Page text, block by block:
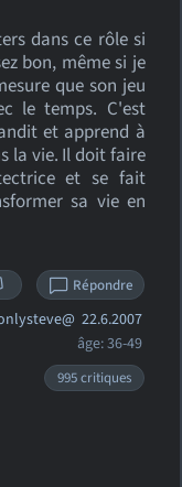
dans ce rôle si
bon, même si je
que son jeu
le temps. C'est
et apprend à
la vie. Il doit faire
et se fait
sa vie en
Répondre
22.6.2007
âge: 36-49
995 critiques